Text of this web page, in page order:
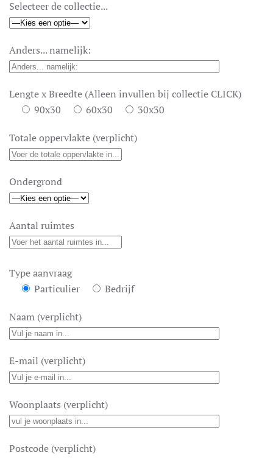
Selecteer de collectie...
Anders... namelijk:
Lengte x Breedte (Alleen invullen bij collectie CLICK)
90x30
60x30 30x30
Totale oppervlakte (verplicht)
Ondergrond
Aantal ruimtes
Type aanvraag
Particulier
Bedrijf
Naam (verplicht)
E-mail (verplicht)
Woonplaats (verplicht)
Postcode (verplicht)